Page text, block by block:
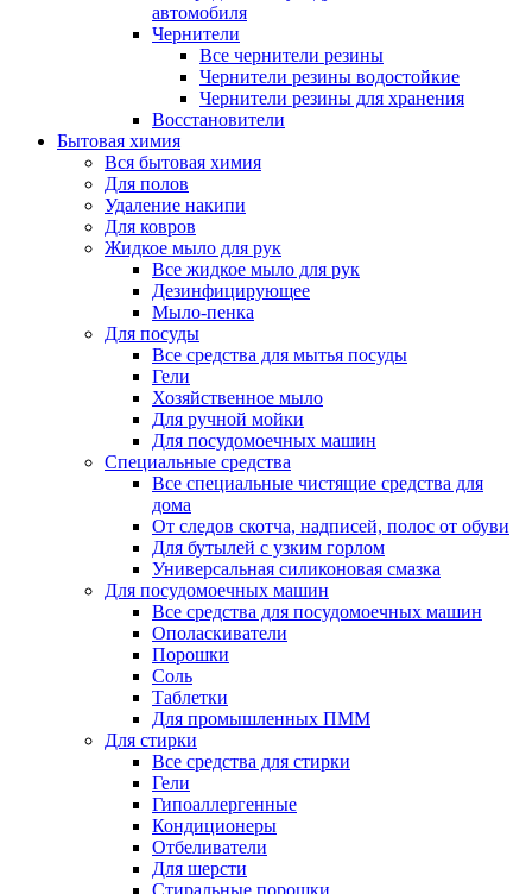
автомобиля
Чернители
Все чернители резины
Чернители резины водостойкие
Чернители резины для хранения
Восстановители
Бытовая химия
Вся бытовая химия
Для полов
Удаление накипи
Для ковров
Жидкое мыло для рук
Все жидкое мыло для рук
Дезинфицирующее
Мыло-пенка
Для посуды
Все средства для мытья посуды
Гели
Хозяйственное мыло
Для ручной мойки
Для посудомоечных машин
Специальные средства
Все специальные чистящие средства для
дома
От следов скотча, надписей, полос от обуви
Для бутылей с узким горлом
Универсальная силиконовая смазка
Для посудомоечных машин
Все средства для посудомоечных машин
Ополаскиватели
Порошки
Соль
Таблетки
Для промышленных ПММ
Для стирки
Все средства для стирки
Гели
Гипоаллергенные
Кондиционеры
Отбеливатели
Для шерсти
Стиральные порошки